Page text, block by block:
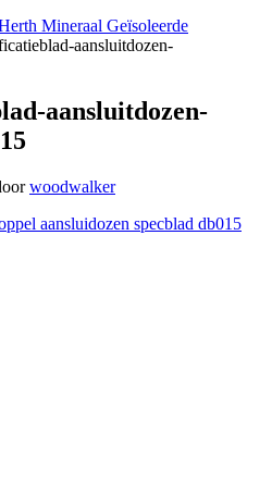
Mineraal Geïsoleerde
aansluitdozen-
aansluitdozen-
woodwalker